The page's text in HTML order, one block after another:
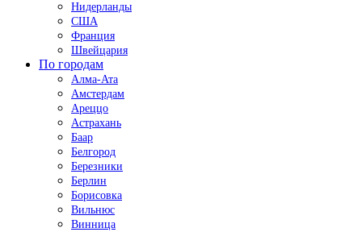
Нидерланды
США
Франция
Швейцария
По городам
Алма-Ата
Амстердам
Ареццо
Астрахань
Баар
Белгород
Березники
Берлин
Борисовка
Вильнюс
Винница